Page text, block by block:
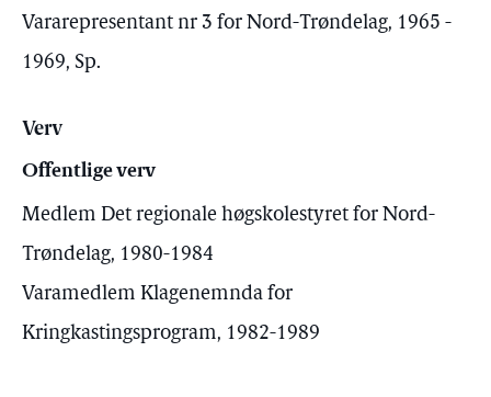
Vararepresentant nr 3 for Nord-Trøndelag, 1965 -
1969, Sp.
Verv
Offentlige verv
Medlem Det regionale høgskolestyret for Nord-
Trøndelag, 1980-1984
Varamedlem Klagenemnda for
Kringkastingsprogram, 1982-1989